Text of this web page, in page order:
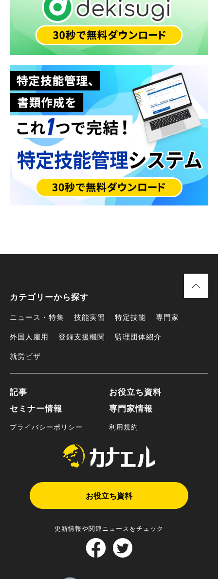
カテゴリーから探す
ニュース・特集 技能実習 特定技能
専門家
外国人雇用
登録支援機関
監理団体紹介
就労ビザ
記事
お役立ち資料
セミナー情報
専門家情報
プライバシーポリシー 利用規約
お役立ち資料
更新情報や関連ニュースをチェック